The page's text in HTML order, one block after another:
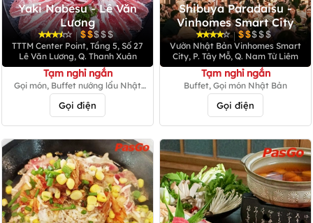
Yaki Nabesu - Lê Văn
Lương
|
TTTM Center Point, Tầng 5, Số 27
Lê Văn Lương, Q. Thanh Xuân
Tạm nghỉ ngắn
Gọi món, Buffet nướng lẩu Nhật
Gọi điện
Shibuya Paradaisu -
Vinhomes Smart City
|
Vườn Nhật Bản Vinhomes Smart
City, P. Tây Mỗ, Q. Nam Từ Liêm
Tạm nghỉ ngắn
Buffet, Gọi món Nhật Bản
Gọi điện